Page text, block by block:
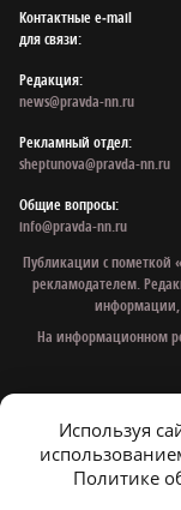
Контактные e‑mail
для связи:
Редакция:
news@pravda-nn.ru
Рекламный отдел:
sheptunova@pravda-nn.ru
Общие вопросы:
info@pravda-nn.ru
Публикации с пометкой
рекламодателем.
информации,
На информационном
© 1997 -
Согласие
Используя
Политике